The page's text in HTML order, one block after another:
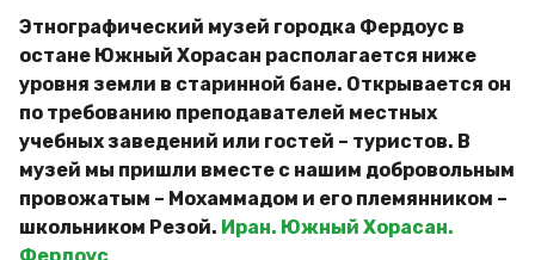
Этнографический музей городка Фердоус в
остане Южный Хорасан располагается ниже
уровня земли в старинной бане. Открывается он
по требованию преподавателей местных
учебных заведений или гостей – туристов. В
музей мы пришли вместе с нашим добровольным
провожатым – Мохаммадом и его племянником –
школьником Резой. Иран. Южный Хорасан.